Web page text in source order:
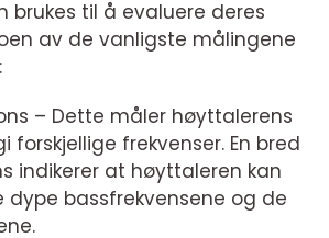
brukes til å evaluere deres
av de vanligste målingene
– Dette måler høyttalerens
forskjellige frekvenser. En bred
indikerer at høyttaleren kan
dype bassfrekvensene og de